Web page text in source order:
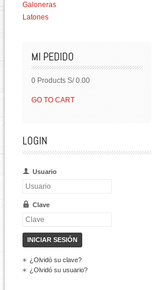
Galoneras
Latones
MI PEDIDO
0 Products S/ 0.00
GO TO CART
LOGIN
Usuario
Clave
¿Olvidó su clave?
¿Olvidó su usuario?